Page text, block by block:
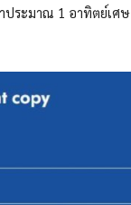
ประมาณ 1 อาทิตย์เศ